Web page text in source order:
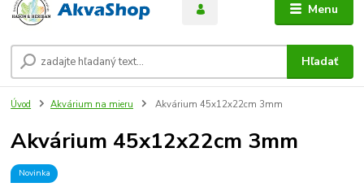
Menu
Hľadať
Úvod Akvárium na mieru Akvárium 45x12x22cm 3mm
Akvárium 45x12x22cm 3mm
Novinka